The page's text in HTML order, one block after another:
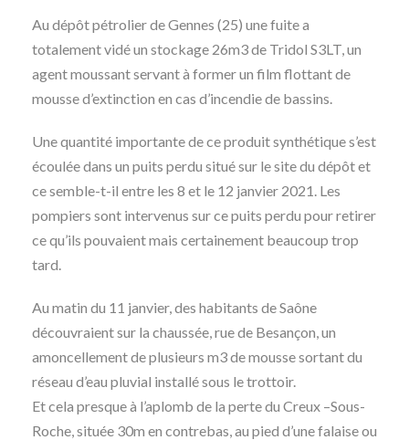
Au dépôt pétrolier de Gennes (25) une fuite a
totalement vidé un stockage 26m3 de Tridol S3LT, un
agent moussant servant à former un film flottant de
mousse d’extinction en cas d’incendie de bassins.
Une quantité importante de ce produit synthétique s’est
écoulée dans un puits perdu situé sur le site du dépôt et
ce semble-t-il entre les 8 et le 12 janvier 2021. Les
pompiers sont intervenus sur ce puits perdu pour retirer
ce qu’ils pouvaient mais certainement beaucoup trop
tard.
Au matin du 11 janvier, des habitants de Saône
découvraient sur la chaussée, rue de Besançon, un
amoncellement de plusieurs m3 de mousse sortant du
réseau d’eau pluvial installé sous le trottoir.
Et cela presque à l’aplomb de la perte du Creux –Sous-
Roche, située 30m en contrebas, au pied d’une falaise ou